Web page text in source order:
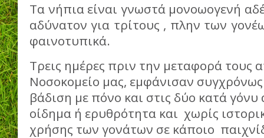
Τα νήπια είναι γνωστά μονοωογενή
αδύνατον για τρίτους , πλην των
φαινοτυπικά.
Τρεις ημέρες πριν την μεταφορά τους
Νοσοκομείο μας, εμφάνισαν
βάδιση με πόνο και στις δύο κατά
οίδημα ή ερυθρότητα και χωρίς
χρήσης των γονάτων σε κάποιο